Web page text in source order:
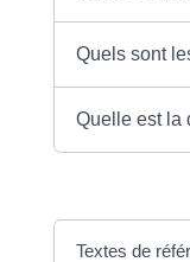
Quels sont
Quelle est la
Textes de